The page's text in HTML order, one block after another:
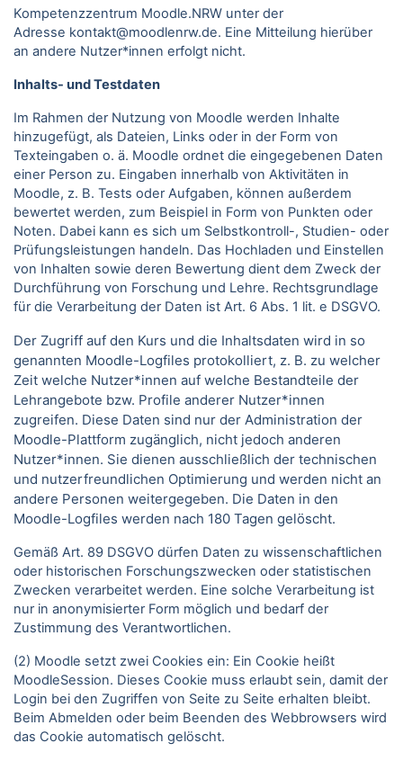
Kompetenzzentrum Moodle.NRW unter der
Adresse kontakt@moodlenrw.de. Eine Mitteilung hierüber
an andere Nutzer*innen erfolgt nicht.
Inhalts- und Testdaten
Im Rahmen der Nutzung von Moodle werden Inhalte
hinzugefügt, als Dateien, Links oder in der Form von
Texteingaben o. ä. Moodle ordnet die eingegebenen Daten
einer Person zu. Eingaben innerhalb von Aktivitäten in
Moodle, z. B. Tests oder Aufgaben, können außerdem
bewertet werden, zum Beispiel in Form von Punkten oder
Noten. Dabei kann es sich um Selbstkontroll-, Studien- oder
Prüfungsleistungen handeln. Das Hochladen und Einstellen
von Inhalten sowie deren Bewertung dient dem Zweck der
Durchführung von Forschung und Lehre. Rechtsgrundlage
für die Verarbeitung der Daten ist Art. 6 Abs. 1 lit. e DSGVO.
Der Zugriff auf den Kurs und die Inhaltsdaten wird in so
genannten Moodle-Logfiles protokolliert, z. B. zu welcher
Zeit welche Nutzer*innen auf welche Bestandteile der
Lehrangebote bzw. Profile anderer Nutzer*innen
zugreifen. Diese Daten sind nur der Administration der
Moodle-Plattform zugänglich, nicht jedoch anderen
Nutzer*innen. Sie dienen ausschließlich der technischen
und nutzerfreundlichen Optimierung und werden nicht an
andere Personen weitergegeben. Die Daten in den
Moodle-Logfiles werden nach 180 Tagen gelöscht.
Gemäß Art. 89 DSGVO dürfen Daten zu wissenschaftlichen
oder historischen Forschungszwecken oder statistischen
Zwecken verarbeitet werden. Eine solche Verarbeitung ist
nur in anonymisierter Form möglich und bedarf der
Zustimmung des Verantwortlichen.
(2) Moodle setzt zwei Cookies ein: Ein Cookie heißt
MoodleSession. Dieses Cookie muss erlaubt sein, damit der
Login bei den Zugriffen von Seite zu Seite erhalten bleibt.
Beim Abmelden oder beim Beenden des Webbrowsers wird
das Cookie automatisch gelöscht.